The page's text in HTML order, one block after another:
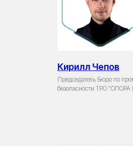
Кирилл Чепов
Председатель Бюро по
безопасности ТРО